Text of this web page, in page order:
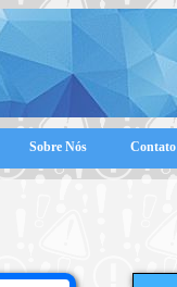
Sobre Nós Contato